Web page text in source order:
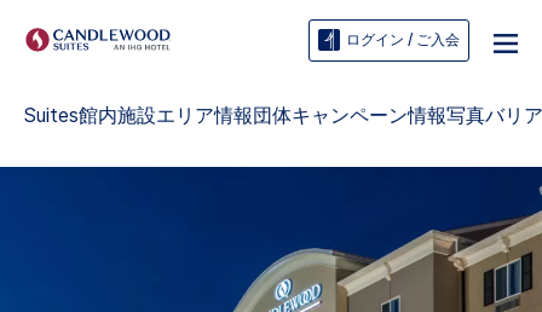
ログイン / ご入会
Suites館内施設エリア情報団体キャンペーン情報写真バリ